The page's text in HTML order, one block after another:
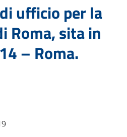
ufficio per la
Roma, sita in
– Roma.